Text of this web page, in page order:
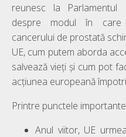
reunesc la
despre modul în care
cancerului de prostată
UE, cum putem aborda
salvează vieți și cum pot
acțiunea europeană
Printre punctele
Anul viitor, UE